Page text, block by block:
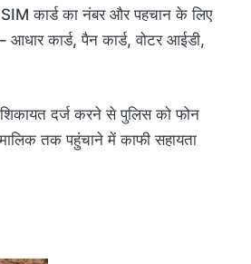
SIM कार्ड का नंबर और पहचान के लिए
कार्ड, पैन कार्ड, वोटर आईडी,
दर्ज करने से पुलिस को फोन
तक पहुंचाने में काफी सहायता